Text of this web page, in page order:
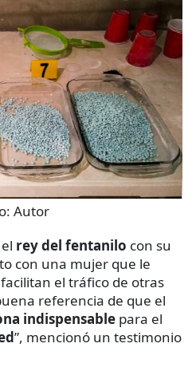
Autor
rey del fentanilo con su
con una mujer que le
facilitan el tráfico de otras
referencia de que el
indispensable para el
”, mencionó un testimonio